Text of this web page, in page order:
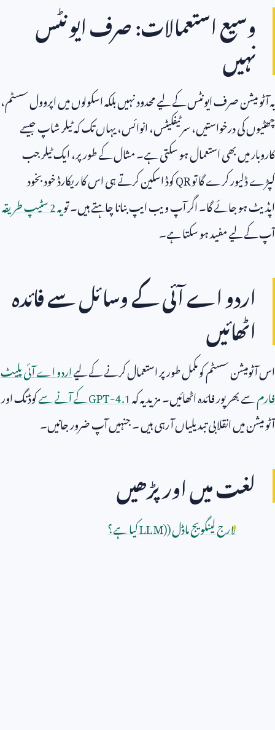
وسیع استعمالات: صرف ایونٹس
نہیں
یہ آٹو میشن صرف ایونٹس کے لیے محدود نہیں بلکہ اسکولوں میں اپروول سسٹم،
چھٹیوں کی درخواستیں، سرٹیفکیٹس، انوائس، یہاں تک کہ ٹیلر شاپ جیسے
کاروبار میں بھی استعمال ہو سکتی ہے۔ مثال کے طور پر، ایک ٹیلر جب
کپڑے ڈلیور کرے گا توQRکوڈ اسکین کرتے ہی اس کا ریکارڈ خود بخود
اپڈیٹ ہو جائے گا۔ اگر آپ ویب ایپ بنانا چاہتے ہیں۔ تویہ2سٹیپ طریقہ
آپ کے لیے مفید ہو سکتا ہے۔
اردو اے آئی کے وسائل سے فائدہ
اٹھائیں
اس آٹومیشن سسٹم کو مکمل طور پر استعمال کرنے کے لیےاردو اے آئی پلیٹ
فارمسے بھرپور فائدہ اٹھائیں۔ مزید یہ کہGPT-4.1کے آنے سےکوڈنگ اور
آٹو میشن میں انقلابی تبدیلیاں آ رہی ہیں ۔ جنہیں آپ ضرور جانیں۔
لغت میں اور پڑھیں
لارج لینگویج ماڈل (LLM)کیا ہے؟